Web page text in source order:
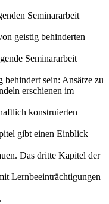
Seminararbeit
geistig behinderten
Seminararbeit
sein: Ansätze zu
erschienen im
konstruierten
gibt einen Einblick
Das dritte Kapitel der
Lernbeeinträchtigungen